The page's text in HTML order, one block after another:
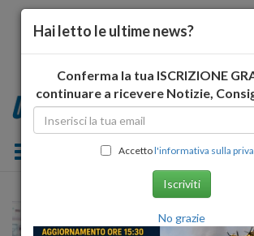
Toggle navigation
Hai letto le ultime news?
Conferma la tua ISCRIZIONE
continuare a ricevere Notizie,
Accettol'informativa sulla
Iscriviti
No grazie